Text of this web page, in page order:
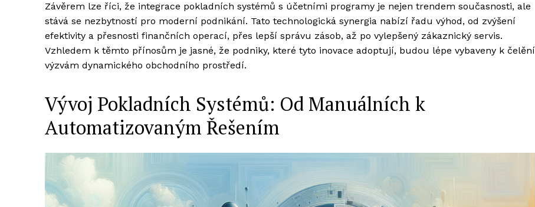
Závěrem lze říci, že integrace pokladních systémů s účetními programy je nejen trendem současnosti, ale
stává se nezbytností pro moderní podnikání. Tato technologická synergia nabízí řadu výhod, od zvýšení
efektivity a přesnosti finančních operací, přes lepší správu zásob, až po vylepšený zákaznický servis.
Vzhledem k těmto přínosům je jasné, že podniky, které tyto inovace adoptují, budou lépe vybaveny k čelění
výzvám dynamického obchodního prostředí.
Vývoj Pokladních Systémů: Od Manuálních k
Automatizovaným Řešením